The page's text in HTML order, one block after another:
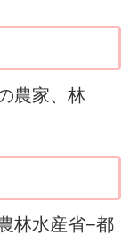
農家、林
林水産省−都